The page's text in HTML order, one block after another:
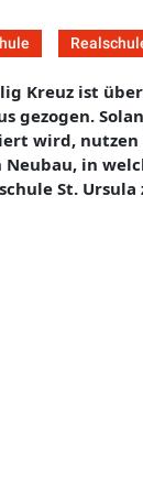
Kreuz ist
gezogen.
wird, nutzen
in
St.